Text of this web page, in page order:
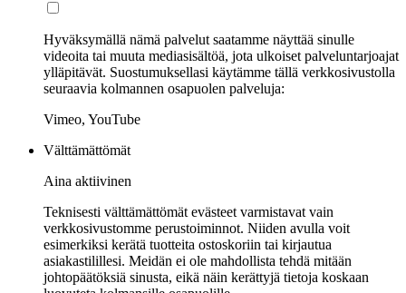
Hyväksymällä nämä palvelut saatamme näyttää sinulle
videoita tai muuta mediasisältöä, jota ulkoiset palveluntarjoajat
ylläpitävät. Suostumuksellasi käytämme tällä verkkosivustolla
seuraavia kolmannen osapuolen palveluja:
Vimeo, YouTube
Välttämättömät
Aina aktiivinen
Teknisesti välttämättömät evästeet varmistavat vain
verkkosivustomme perustoiminnot. Niiden avulla voit
esimerkiksi kerätä tuotteita ostoskoriin tai kirjautua
asiakastilillesi. Meidän ei ole mahdollista tehdä mitään
johtopäätöksiä sinusta, eikä näin kerättyjä tietoja koskaan